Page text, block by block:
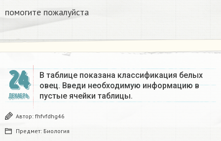
помогите пожалуйста ​
24
ДЕКАБРЬ
В таблице показана классификация белых
овец. Введи необходимую информацию в
пустые ячейки таблицы.​
Автор: fhfvfdhg46
Предмет: Биология